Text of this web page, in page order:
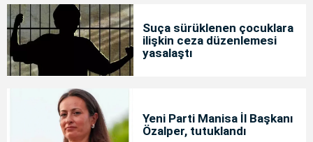
Suça sürüklenen çocuklara
ilişkin ceza düzenlemesi
yasalaştı
Yeni Parti Manisa İl Başkanı
Özalper, tutuklandı